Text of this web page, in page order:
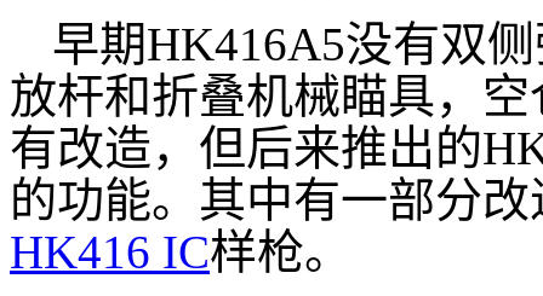
早期HK416A5没有双
放杆和折叠机械瞄具，
有改造，但后来推出的
的功能。其中有一部分
HK416 IC样枪。